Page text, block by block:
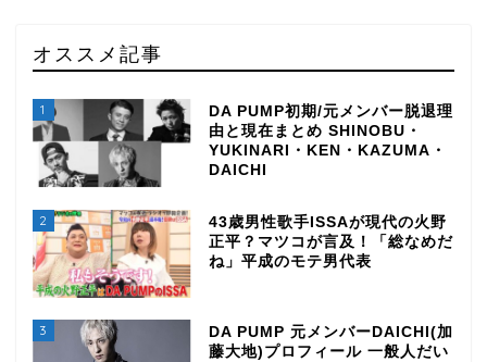
オススメ記事
1
DA PUMP初期/元メンバー脱退理
由と現在まとめ SHINOBU・
YUKINARI・KEN・KAZUMA・
DAICHI
2
43歳男性歌手ISSAが現代の火野
正平？マツコが言及！「総なめだ
ね」平成のモテ男代表
3
DA PUMP 元メンバーDAICHI(加
藤大地)プロフィール 一般人だい